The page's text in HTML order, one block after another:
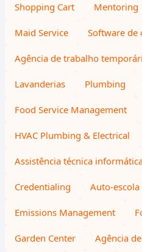
Shopping Cart Mentoring
Maid Service Software de
Agência de trabalho
Lavanderias Plumbing
Food Service Management
HVAC Plumbing & Electrical
Assistência técnica
Credentialing Auto-escola
Emissions Management
Garden Center Agência